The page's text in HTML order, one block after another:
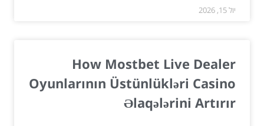
יול 15, 2026
How Mostbet Live Dealer
Oyunlarının Üstünlükləri Casino
Əlaqələrini Artırır